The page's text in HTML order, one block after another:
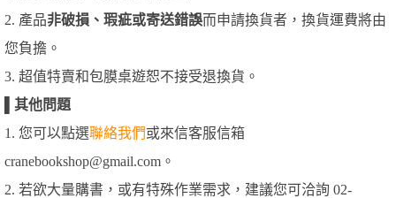
2. 產品非破損、瑕疵或寄送錯誤而申請換貨者，換貨運費將由
您負擔。
3. 超值特賣和包膜桌遊恕不接受退換貨。
其他問題
1. 您可以點選聯絡我們或來信客服信箱
cranebookshop@gmail.com。
2. 若欲大量購書，或有特殊作業需求，建議您可洽詢 02-